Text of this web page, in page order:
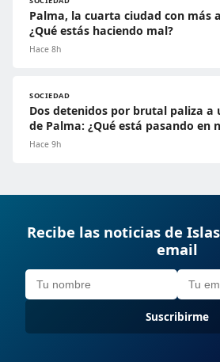
Palma, la cuarta ciudad con más
¿Qué estás haciendo mal?
Hace 8h
SOCIEDAD
Dos detenidos por brutal paliza a
de Palma: ¿Qué está pasando en
Hace 9h
Recibe las noticias de
email
Suscribirme